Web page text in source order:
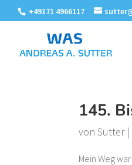
+49171 4966117
145.
vonSutter|
Mein Weg